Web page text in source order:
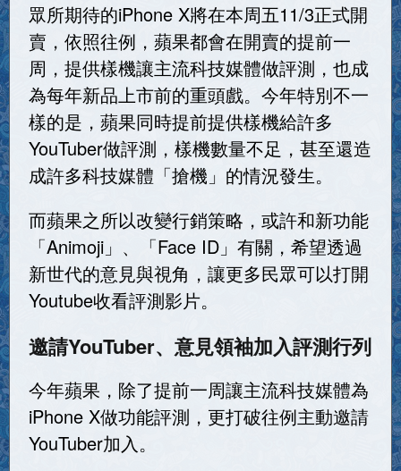
眾所期待的iPhone X將在本周五11/3正式開
賣，依照往例，蘋果都會在開賣的提前一
周，提供樣機讓主流科技媒體做評測，也成
為每年新品上市前的重頭戲。今年特別不一
樣的是，蘋果同時提前提供樣機給許多
YouTuber做評測，樣機數量不足，甚至還造
成許多科技媒體「搶機」的情況發生。
而蘋果之所以改變行銷策略，或許和新功能
「Animoji」、「Face ID」有關，希望透過
新世代的意見與視角，讓更多民眾可以打開
Youtube收看評測影片。
邀請YouTuber、意見領袖加入評測行列
今年蘋果，除了提前一周讓主流科技媒體為
iPhone X做功能評測，更打破往例主動邀請
YouTuber加入。